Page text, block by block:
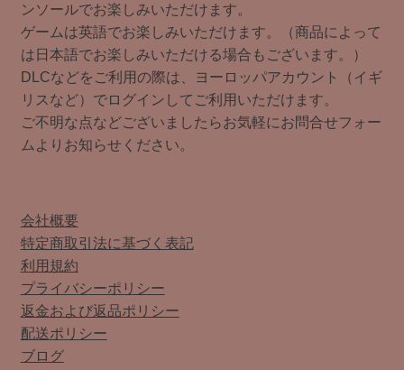
ンソールでお楽しみいただけます。
ゲームは英語でお楽しみいただけます。（商品によって
は日本語でお楽しみいただける場合もございます。）
DLCなどをご利用の際は、ヨーロッパアカウント（イギ
リスなど）でログインしてご利用いただけます。
ご不明な点などございましたらお気軽にお問合せフォー
ムよりお知らせください。
会社概要
特定商取引法に基づく表記
利用規約
プライバシーポリシー
返金および返品ポリシー
配送ポリシー
ブログ